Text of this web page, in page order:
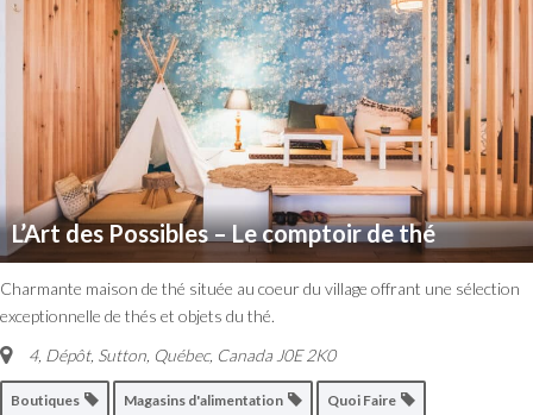
L’Art des Possibles – Le comptoir de thé
Charmante maison de thé située au coeur du village offrant une sélection
exceptionnelle de thés et objets du thé.
4, Dépôt, Sutton, Québec, Canada J0E 2K0
Boutiques Magasins d'alimentation Quoi Faire